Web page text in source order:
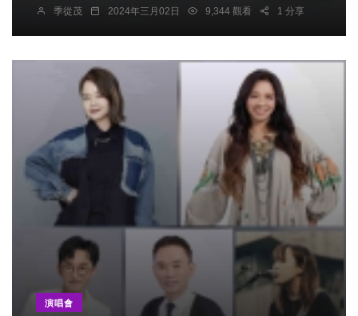
季從茂 2024年三月02日 9,344 觀看 1 分享
演唱會